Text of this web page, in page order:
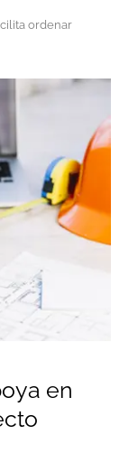
ordenar
en